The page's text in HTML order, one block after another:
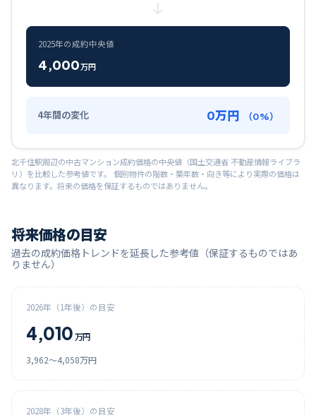
2025年の成約中央値
4,000万円
4年間の変化 0万円 （0%）
北千住駅周辺の中古マンション成約価格の中央値（国土交通省 不動産情報ライブラ
リ）を比較した参考値です。 個別物件の階数・築年数・向き等により実際の価格は
異なります。将来の価格を保証するものではありません。
将来価格の目安
過去の成約価格トレンドを延長した参考値（保証するものではあ
りません）
2026年（1年後）の目安
4,010 万円
3,962〜4,058万円
2028年（3年後）の目安